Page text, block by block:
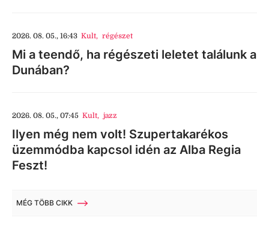
2026. 08. 05., 16:43 Kult, régészet
Mi a teendő, ha régészeti leletet találunk a
Dunában?
2026. 08. 05., 07:45 Kult, jazz
Ilyen még nem volt! Szupertakarékos
üzemmódba kapcsol idén az Alba Regia
Feszt!
MÉG TÖBB CIKK